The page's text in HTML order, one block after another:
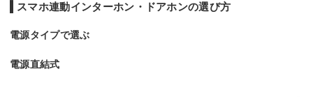
（照明用ラン
◯ ◯ ◯
SDカード録画 ◯
スマホ連動インターホン・ドアホンの選び方
電源タイプで選ぶ
電源直結式